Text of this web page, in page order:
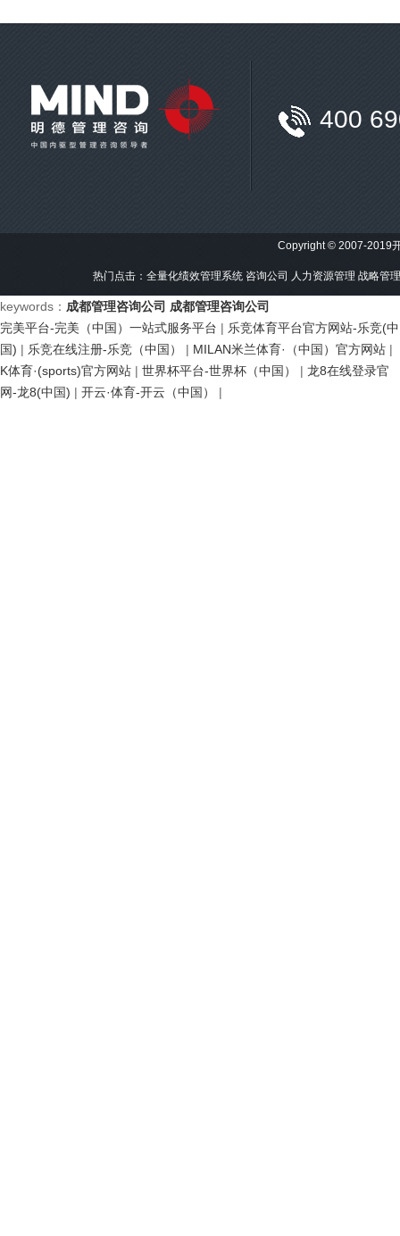
400
Copyright © 2007-2019
热门点击： 全量化绩效管理系统 咨询公司 人力资源管理 战略管理
keywords： 成都管理咨询公司 成都管理咨询公司
完美平台-完美（中国）一站式服务平台 | 乐竞体育平台官方网站-乐竞(中
国) | 乐竞在线注册-乐竞（中国） | MILAN米兰体育·（中国）官方网站 |
K体育·(sports)官方网站 | 世界杯平台-世界杯（中国） | 龙8在线登录官
网-龙8(中国) | 开云·体育-开云（中国） |